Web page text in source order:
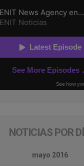
NOTICIAS POR
mayo 2016